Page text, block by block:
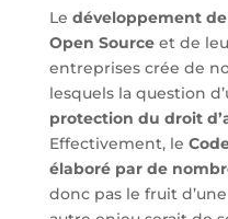
Le développement
Open Sourceet de
entreprises crée de
lesquels la question
protection du droit
Effectivement, le
élaboré par de
donc pas le fruit